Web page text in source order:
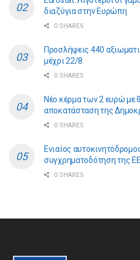
διαζύγια στην Ευρώπη
0 SHARES
Προσλήψεις 440
μέχρι 22/8
0 SHARES
Νέο κέρμα των 2 ευρώ με
αποκατάσταση της
0 SHARES
Ενιαίος
συγχρηματοδότηση της
0 SHARES